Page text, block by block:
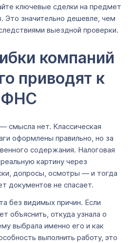
ключевые сделки на предмет
Это значительно дешевле, чем
выездной проверки.
компаний
приводят к
ФНС
смысла нет. Классическая
оформлены правильно, но за
содержания. Налоговая
картину через
допросы, осмотры — и тогда
документов не спасает.
без видимых причин. Если
объяснить, откуда узнала о
выбрала именно его и как
выполнить работу, это